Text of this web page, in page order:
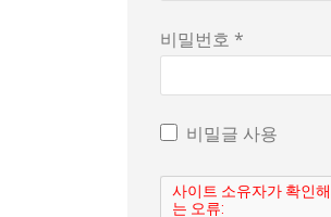
비밀번호 *
비밀글 사용